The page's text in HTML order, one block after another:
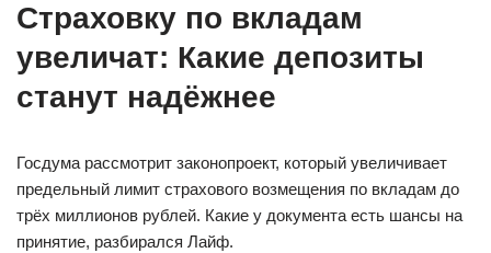
Страховку по вкладам
увеличат: Какие депозиты
станут надёжнее
Госдума рассмотрит законопроект, который увеличивает
предельный лимит страхового возмещения по вкладам до
трёх миллионов рублей. Какие у документа есть шансы на
принятие, разбирался Лайф.